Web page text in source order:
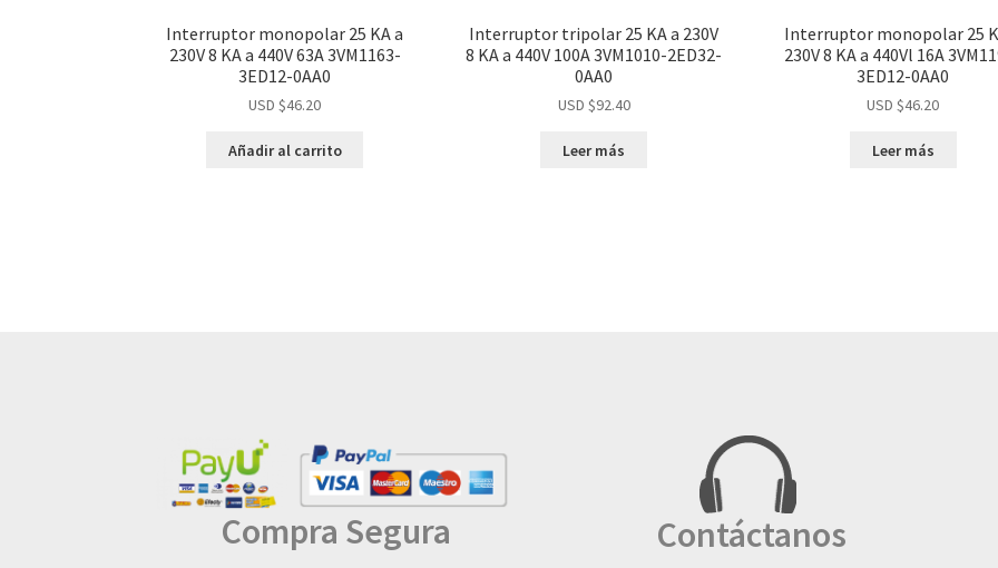
Interruptor monopolar 25 KA a
230V 8 KA a 440V 63A 3VM1163-
3ED12-0AA0
USD $46.20
Añadir al carrito
Interruptor tripolar 25 KA a 230V
8 KA a 440V 100A 3VM1010-2ED32-
0AA0
USD $92.40
Leer más
Interruptor monopolar 25
230V 8 KA a 440Vl 16A
3ED12-0AA0
USD $46.20
Leer más
Compra Segura Contáctanos